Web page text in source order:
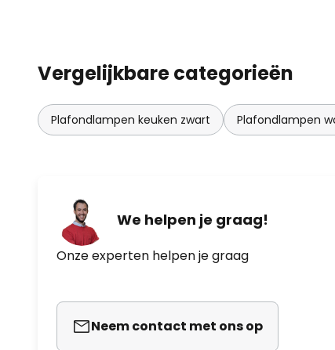
Vergelijkbare categorieën
Plafondlampen keuken zwart Plafondlampen
We helpen je graag!
Onze experten helpen je graag
Neem contact met ons op